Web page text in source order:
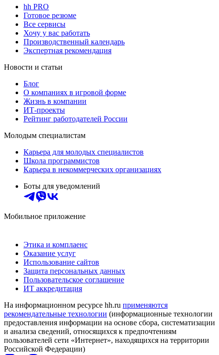
hh PRO
Готовое резюме
Все сервисы
Хочу у вас работать
Производственный календарь
Экспертная рекомендация
Новости и статьи
Блог
О компаниях в игровой форме
Жизнь в компании
ИТ-проекты
Рейтинг работодателей России
Молодым специалистам
Карьера для молодых специалистов
Школа программистов
Карьера в некоммерческих организациях
Боты для уведомлений
Мобильное приложение
Этика и комплаенс
Оказание услуг
Использование сайтов
Защита персональных данных
Пользовательское соглашение
ИТ аккредитация
На информационном ресурсе hh.ru применяются
рекомендательные технологии (информационные технологии
предоставления информации на основе сбора, систематизации
и анализа сведений, относящихся к предпочтениям
пользователей сети «Интернет», находящихся на территории
Российской Федерации)